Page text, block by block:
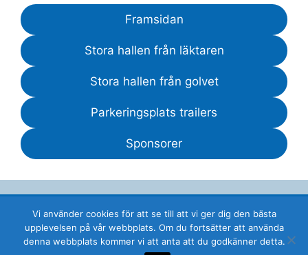
Framsidan
Stora hallen från läktaren
Stora hallen från golvet
Parkeringsplats trailers
Sponsorer
© 2026 Lidköpings Ridklubb i Ekestubben ⋅
Ekestubbevägen 531 92 LIDKÖPING ⋅ E-post:
admin@lrk.se
Vi använder cookies för att se till att vi ger dig den bästa
upplevelsen på vår webbplats. Om du fortsätter att använda
denna webbplats kommer vi att anta att du godkänner detta.